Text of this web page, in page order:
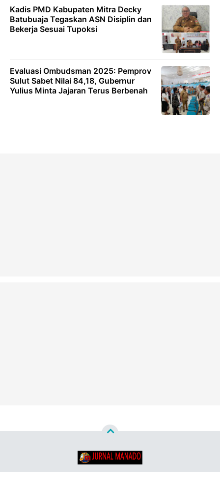
Kadis PMD Kabupaten Mitra Decky
Batubuaja Tegaskan ASN Disiplin dan
Bekerja Sesuai Tupoksi
Evaluasi Ombudsman 2025: Pemprov
Sulut Sabet Nilai 84,18, Gubernur
Yulius Minta Jajaran Terus Berbenah
Copyright ©2026Jurnal Manado - Santun & Terpercaya™